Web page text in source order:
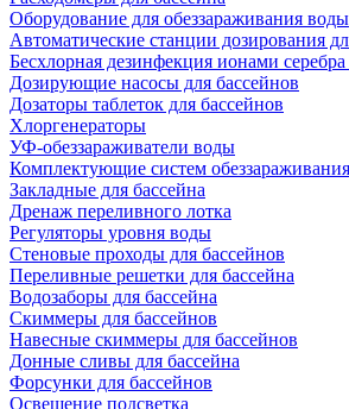
Оборудование для обеззараживания воды
Автоматические станции дозирования
Беcхлорная дезинфекция ионами
Дозирующие насосы для бассейнов
Дозаторы таблеток для бассейнов
Хлоргенераторы
УФ-обеззараживатели воды
Комплектующие систем
Закладные для бассейна
Дренаж переливного лотка
Регуляторы уровня воды
Стеновые проходы для бассейнов
Переливные решетки для бассейна
Водозаборы для бассейна
Скиммеры для бассейнов
Навесные скиммеры для бассейнов
Донные сливы для бассейна
Форсунки для бассейнов
Освещение подсветка